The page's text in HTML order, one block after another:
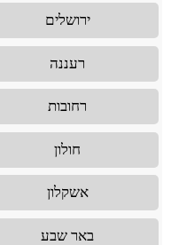
ירושלים
רעננה
רחובות
חולון
אשקלון
באר שבע